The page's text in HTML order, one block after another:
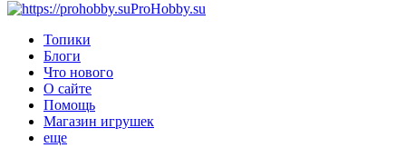
ProHobby.su
Топики
Блоги
Что нового
О сайте
Помощь
Магазин игрушек
еще